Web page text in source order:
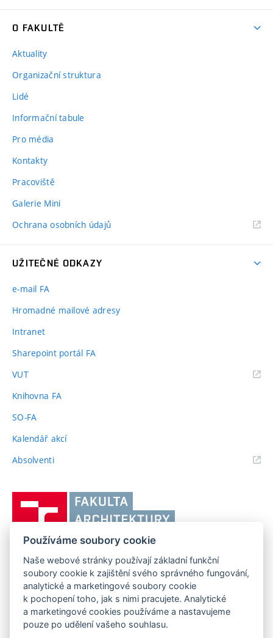
O FAKULTĚ
Aktuality
Organizační struktura
Lidé
Informační tabule
Pro média
Kontakty
Pracoviště
Galerie Mini
Ochrana osobních údajů
UŽITEČNÉ ODKAZY
e-mail FA
Hromadné mailové adresy
Intranet
Sharepoint portál FA
VUT(externí
Knihovna FA
SO-FA
Kalendář akcí
Absolventi(externí
Brně,
Fakulta
architektury
FAKULTA ARCHITEKTURY VUT V BRNĚ
Poříčí 273/5, 639 00 Brno
Telefon: 54114 6600
www.fa.vutbr.cz
info@fa.vutbr.cz
Používáme soubory cookie
Naše webové stránky používají základní funkční
soubory cookie k zajištění svého správného fungování,
analytické a marketingové soubory cookie
k pochopení toho, jak s nimi pracujete. Analytické
a marketingové cookies používáme a nastavujeme
pouze po udělení vašeho souhlasu.